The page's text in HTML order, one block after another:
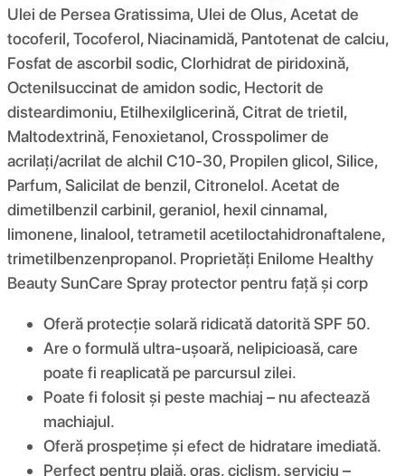
Ulei de Persea Gratissima, Ulei de Olus, Acetat de
tocoferil, Tocoferol, Niacinamidă, Pantotenat de calciu,
Fosfat de ascorbil sodic, Clorhidrat de piridoxină,
Octenilsuccinat de amidon sodic, Hectorit de
disteardimoniu, Etilhexilglicerină, Citrat de trietil,
Maltodextrină, Fenoxietanol, Crosspolimer de
acrilați/acrilat de alchil C10-30, Propilen glicol, Silice,
Parfum, Salicilat de benzil, Citronelol. Acetat de
dimetilbenzil carbinil, geraniol, hexil cinnamal,
limonene, linalool, tetrametil acetiloctahidronaftalene,
trimetilbenzenpropanol. Proprietăți Enilome Healthy
Beauty SunCare Spray protector pentru față și corp
Oferă protecție solară ridicată datorită SPF 50.
Are o formulă ultra-ușoară, nelipicioasă, care
poate fi reaplicată pe parcursul zilei.
Poate fi folosit și peste machiaj – nu afectează
machiajul.
Oferă prospețime și efect de hidratare imediată.
Perfect pentru plajă, oraș, ciclism, serviciu –